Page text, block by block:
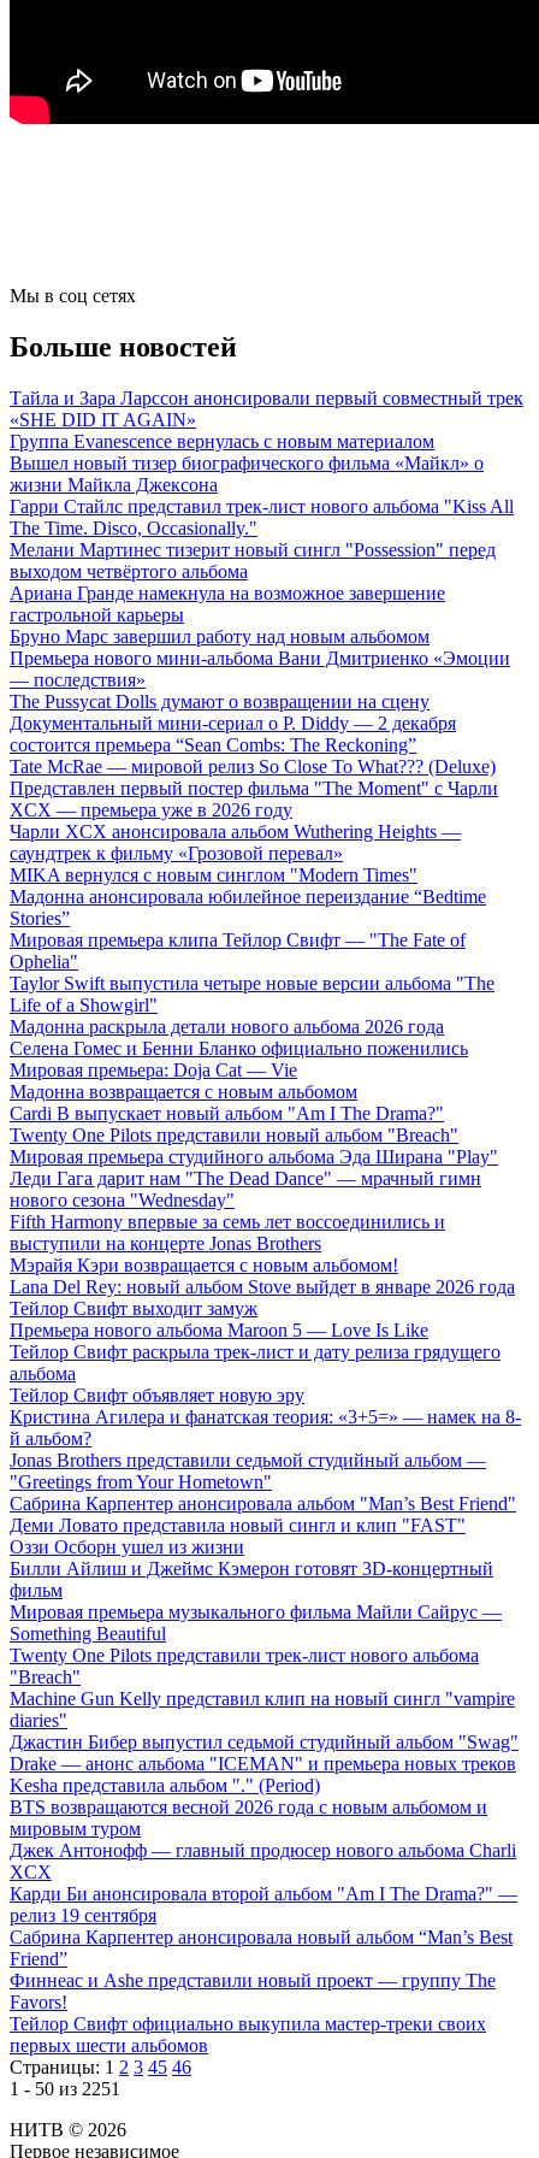
Мы в соц сетях
Больше новостей
Тайла и Зара Ларссон анонсировали первый совместный трек
«SHE DID IT AGAIN»
Группа Evanescence вернулась с новым материалом
Вышел новый тизер биографического фильма «Майкл» о
жизни Майкла Джексона
Гарри Стайлс представил трек-лист нового альбома "Kiss All
The Time. Disco, Occasionally."
Мелани Мартинес тизерит новый сингл "Possession" перед
выходом четвёртого альбома
Ариана Гранде намекнула на возможное завершение
гастрольной карьеры
Бруно Марс завершил работу над новым альбомом
Премьера нового мини-альбома Вани Дмитриенко «Эмоции
— последствия»
The Pussycat Dolls думают о возвращении на сцену
Документальный мини-сериал о P. Diddy — 2 декабря
состоится премьера “Sean Combs: The Reckoning”
Tate McRae — мировой релиз So Close To What??? (Deluxe)
Представлен первый постер фильма "The Moment" с Чарли
XCX — премьера уже в 2026 году
Чарли XCX анонсировала альбом Wuthering Heights —
саундтрек к фильму «Грозовой перевал»
MIKA вернулся с новым синглом "Modern Times"
Мадонна анонсировала юбилейное переиздание “Bedtime
Stories”
Мировая премьера клипа Тейлор Свифт — "The Fate of
Ophelia"
Taylor Swift выпустила четыре новые версии альбома "The
Life of a Showgirl"
Мадонна раскрыла детали нового альбома 2026 года
Селена Гомес и Бенни Бланко официально поженились
Мировая премьера: Doja Cat — Vie
Мадонна возвращается с новым альбомом
Cardi B выпускает новый альбом "Am I The Drama?"
Twenty One Pilots представили новый альбом "Breach"
Мировая премьера студийного альбома Эда Ширана "Play"
Леди Гага дарит нам "The Dead Dance" — мрачный гимн
нового сезона "Wednesday"
Fifth Harmony впервые за семь лет воссоединились и
выступили на концерте Jonas Brothers
Мэрайя Кэри возвращается с новым альбомом!
Lana Del Rey: новый альбом Stove выйдет в январе 2026 года
Тейлор Свифт выходит замуж
Премьера нового альбома Maroon 5 — Love Is Like
Тейлор Свифт раскрыла трек-лист и дату релиза грядущего
альбома
Тейлор Свифт объявляет новую эру
Кристина Агилера и фанатская теория: «3+5=» — намек на 8-
й альбом?
Jonas Brothers представили седьмой студийный альбом —
"Greetings from Your Hometown"
Сабрина Карпентер анонсировала альбом "Man’s Best Friend"
Деми Ловато представила новый сингл и клип "FAST"
Оззи Осборн ушел из жизни
Билли Айлиш и Джеймс Кэмерон готовят 3D-концертный
фильм
Мировая премьера музыкального фильма Майли Сайрус —
Something Beautiful
Twenty One Pilots представили трек-лист нового альбома
"Breach"
Machine Gun Kelly представил клип на новый сингл "vampire
diaries"
Джастин Бибер выпустил седьмой студийный альбом "Swag"
Drake — анонс альбома "ICEMAN" и премьера новых треков
Kesha представила альбом "." (Period)
BTS возвращаются весной 2026 года с новым альбомом и
мировым туром
Джек Антонофф — главный продюсер нового альбома Charli
XCX
Карди Би анонсировала второй альбом "Am I The Drama?" —
релиз 19 сентября
Сабрина Карпентер анонсировала новый альбом “Man’s Best
Friend”
Финнеас и Ashe представили новый проект — группу The
Favors!
Тейлор Свифт официально выкупила мастер-треки своих
первых шести альбомов
Страницы: 1 2 3 45 46
1 - 50 из 2251
НИТВ © 2026
Первое независимое